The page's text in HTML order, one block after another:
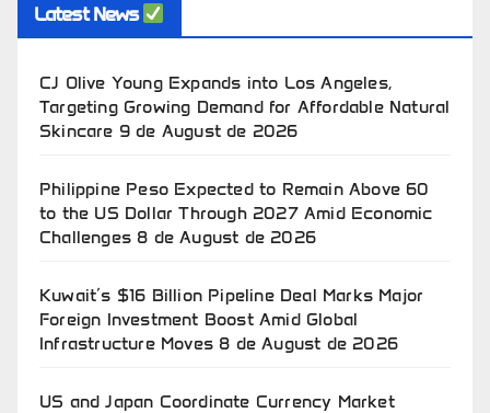
Latest News
CJ Olive Young Expands into Los Angeles,
Targeting Growing Demand for Affordable Natural
Skincare 9 de August de 2026
Philippine Peso Expected to Remain Above 60
to the US Dollar Through 2027 Amid Economic
Challenges 8 de August de 2026
Kuwait’s $16 Billion Pipeline Deal Marks Major
Foreign Investment Boost Amid Global
Infrastructure Moves 8 de August de 2026
US and Japan Coordinate Currency Market